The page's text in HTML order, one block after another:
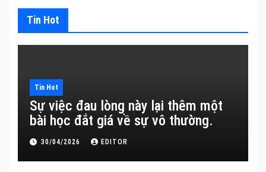
Tin Hot
Tin Hot
Sự việc đau lòng này lại thêm một
bài học đắt giá về sự vô thường.
30/04/2026 EDITOR